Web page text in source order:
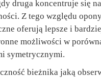
druga koncentruje się na
Z tego względu
oferują lepsze i
możliwości w
symetrycznymi.
bieżnika jaką